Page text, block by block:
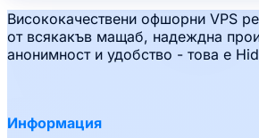
Висококачествени офшорни VPS
от всякакъв мащаб, надеждна
анонимност и удобство - това е
Информация